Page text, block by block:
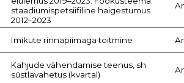
staadiumispetsiifiline haigestumus
2012–2023
Imikute rinnapiimaga toitmine
Kahjude vähendamise teenus, sh
süstlavahetus (kvartal)